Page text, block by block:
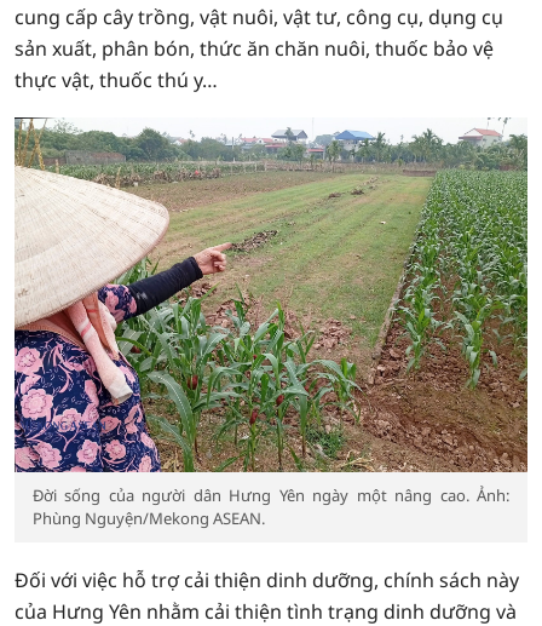
cung cấp cây trồng, vật nuôi, vật tư, công cụ, dụng cụ
sản xuất, phân bón, thức ăn chăn nuôi, thuốc bảo vệ
thực vật, thuốc thú y…
Đời sống của người dân Hưng Yên ngày một nâng cao. Ảnh:
Phùng Nguyện/Mekong ASEAN.
Đối với việc hỗ trợ cải thiện dinh dưỡng, chính sách này
của Hưng Yên nhằm cải thiện tình trạng dinh dưỡng và